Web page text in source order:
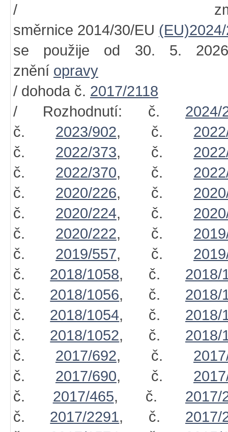
/
směrnice 2014/30/EU
se použije od 30. 5.
znění opravy
/ dohoda č. 2017/2118
/ Rozhodnutí: č. 2024/
č. 2023/902, č.
č. 2022/373, č.
č. 2022/370, č.
č. 2020/226, č.
č. 2020/224, č.
č. 2020/222, č.
č. 2019/557, č.
č. 2018/1058, č. 2018/
č. 2018/1056, č. 2018/
č. 2018/1054, č. 2018/
č. 2018/1052, č. 2018/
č. 2017/692, č.
č. 2017/690, č.
č. 2017/465, č. 2017/
č. 2017/2291, č. 2017/